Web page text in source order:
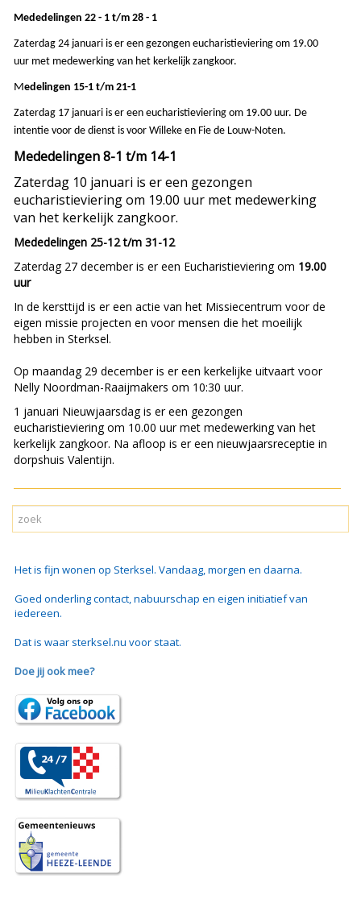
Mededelingen 22 - 1 t/m 28 - 1
Zaterdag 24 januari is er een gezongen eucharistieviering om 19.00
uur met medewerking van het kerkelijk zangkoor.
Medelingen 15-1 t/m 21-1
Zaterdag 17 januari is er een eucharistieviering om 19.00 uur. De
intentie voor de dienst is voor Willeke en Fie de Louw-Noten.
Mededelingen 8-1 t/m 14-1
Zaterdag 10 januari is er een gezongen
eucharistieviering om 19.00 uur met medewerking
van het kerkelijk zangkoor.
Mededelingen 25-12 t/m 31-12
Zaterdag 27 december is er een Eucharistieviering om 19.00
uur
In de kersttijd is er een actie van het Missiecentrum voor de
eigen missie projecten en voor mensen die het moeilijk
hebben in Sterksel.
Op maandag 29 december is er een kerkelijke uitvaart voor
Nelly Noordman-Raaijmakers om 10:30 uur.
1 januari Nieuwjaarsdag is er een gezongen
eucharistieviering om 10.00 uur met medewerking van het
kerkelijk zangkoor. Na afloop is er een nieuwjaarsreceptie in
dorpshuis Valentijn.
Het is fijn wonen op Sterksel. Vandaag, morgen en daarna.
Goed onderling contact, nabuurschap en eigen initiatief van
iedereen.
Dat is waar sterksel.nu voor staat.
Doe jij ook mee?